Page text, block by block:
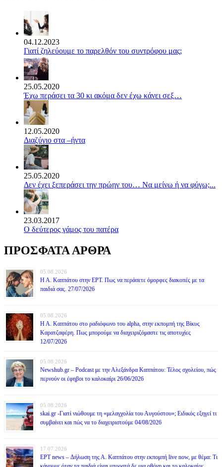
04.12.2023
Γιατί ζηλεύουμε το παρελθόν του συντρόφου μας;
25.05.2020
Έχω περάσει τα 30 κι ακόμα δεν έχω κάνει σεξ…
12.05.2020
Διαζύγιο στα –ήντα
25.05.2020
Δεν έχει ξεπεράσει την πρώην του… Να μείνω ή να φύγω;...
23.03.2017
Ο δεύτερος γάμος του πατέρα
ΠΡΟΣΦΑΤΑ ΑΡΘΡΑ
05.08.2026
Η Α. Καππάτου στην ΕΡΤ. Πως να περάσετε όμορφες διακοπές με τα
παιδιά σας. 27/07/2026
05.08.2026
Η Α. Καππάτου στο ραδιόφωνο του alpha, στην εκπομπή της Βίκυς
Καρατζαφέρη. Πως μπορούμε να διαχειριζόμαστε τις αποτυχίες
12/07/2026
05.08.2026
Newshub.gr – Podcast με την Αλεξάνδρα Καππάτου: Τέλος σχολείου, πώς
περνούν οι έφηβοι το καλοκαίρι 26/06/2026
05.08.2026
skai.gr -Γιατί νιώθουμε τη «μελαγχολία του Αυγούστου»; Ειδικός εξηγεί τι
συμβαίνει και πώς να το διαχειριστούμε 04/08/2026
17.07.2026
ΕΡΤ news – Δήλωση της Α. Καππάτου στην εκπομπή live now, με θέμα: Τι